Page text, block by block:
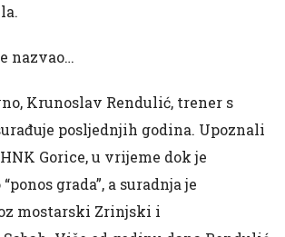
nazvao…
Krunoslav Rendulić, trener s
posljednjih godina. Upoznali
Gorice, u vrijeme dok je
grada”, a suradnja je
mostarski Zrinjski i